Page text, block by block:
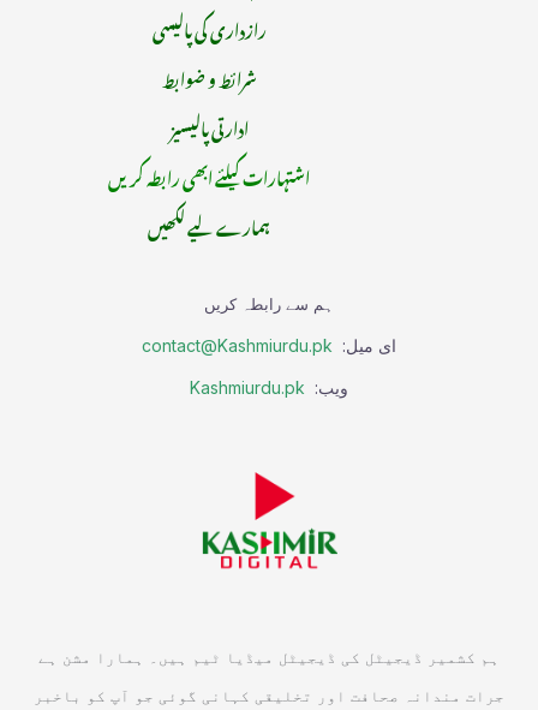
رازداری کی پالیسی
شرائط و ضوابط
ادارتی پالیسیز
اشتہارات کیلئے ابھی رابطہ کریں
ہمارے لیے لکھیں
ہم سے رابطہ کریں
ای میل: contact@Kashmiurdu.pk
ویب: Kashmiurdu.pk
ہم کشمیر ڈیجیٹل کی ڈیجیٹل میڈیا ٹیم ہیں۔ ہمارا مشن ہے
جرات مندانہ صحافت اور تخلیقی کہانی گوئی جو آپ کو باخبر